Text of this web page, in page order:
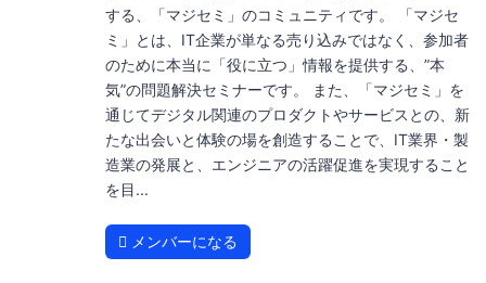
する、「マジセミ」のコミュニティです。 「マジセ
ミ」とは、IT企業が単なる売り込みではなく、参加者
のために本当に「役に立つ」情報を提供する、”本
気”の問題解決セミナーです。 また、「マジセミ」を
通じてデジタル関連のプロダクトやサービスとの、新
たな出会いと体験の場を創造することで、IT業界・製
造業の発展と、エンジニアの活躍促進を実現すること
を目...
メンバーになる